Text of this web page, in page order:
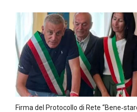
Firma del Protocollo di Rete